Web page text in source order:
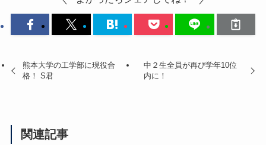
熊本大学の工学部に現役合
格！ S君
中２生全員が再び学年10位
内に！
関連記事